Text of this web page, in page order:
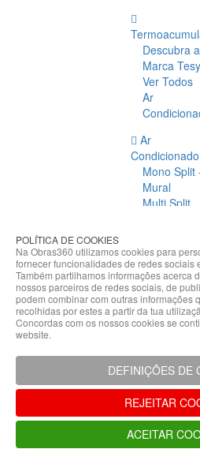
Descubra a
Marca Tesy
Ver Todos
Ar
Ar
Condicionado
Mono Split
Mural
Multi Split
Acessórios
Acessórios
Climatização
Hidráulicas
Fixações e
Acessórios
Isolamento
para
Tubagem
POLÍTICA DE COOKIES
Na Obras360 utilizamos cookies para
fornecer funcionalidades de redes sociais
Também partilhamos informações acerca
nossos parceiros de redes sociais, de
podem combinar com outras informações
recolhidas por estes a partir da tua
Concordas com os nossos cookies se
website.
DEFINIÇÕES DE
REJEITAR
ACEITAR